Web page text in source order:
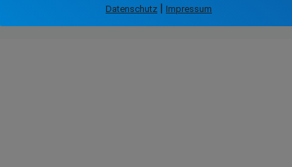
Datenschutz Impressum
Datenschutz | Impressum